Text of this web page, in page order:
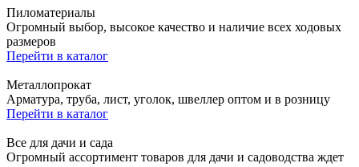
Пиломатериалы
Огромный выбор, высокое качество и наличие всех ходовых
размеров
Перейти в каталог
Металлопрокат
Арматура, труба, лист, уголок, швеллер оптом и в розницу
Перейти в каталог
Все для дачи и сада
Огромный ассортимент товаров для дачи и садоводства ждет